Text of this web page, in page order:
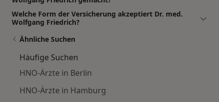
Welche Form der Versicherung akzeptiert Dr. med.
Wolfgang Friedrich?
Ähnliche Suchen
Häufige Suchen
HNO-Ärzte in Berlin
HNO-Ärzte in Hamburg